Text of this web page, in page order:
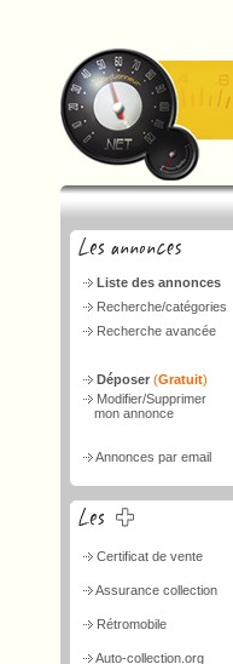
Liste des annonces
Recherche/catégories
Recherche avancée
Déposer (Gratuit)
Modifier/Supprimer
mon annonce
Annonces par email
Certificat de vente
Assurance collection
Rétromobile
Auto-collection.org